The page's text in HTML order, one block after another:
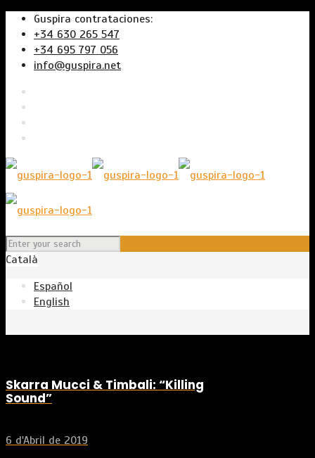
Guspira contrataciones:
+34 630 265 547
+34 695 797 056
info@guspira.net
Català
Español
English
Skarra Mucci & Timbali: “Killing
Sound”
6 d'Abril de 2019